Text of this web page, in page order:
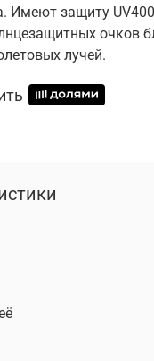
Имеют защиту
очков
лучей.